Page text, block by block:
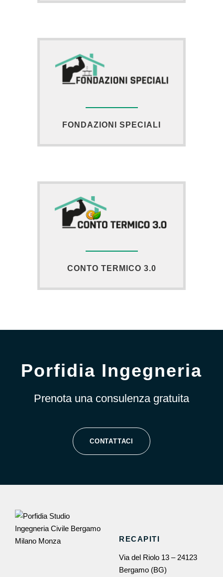
FONDAZIONI SPECIALI
CONTO TERMICO 3.0
Porfidia Ingegneria
Prenota una consulenza gratuita
CONTATTACI
RECAPITI
Via del Riolo 13 – 24123
Bergamo (BG)